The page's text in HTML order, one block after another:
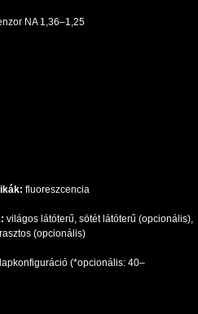
NA 1,36–1,25
fluoreszcencia
világos látóterű, sötét látóterű (opcionális),
(opcionális)
(*opcionális: 40–